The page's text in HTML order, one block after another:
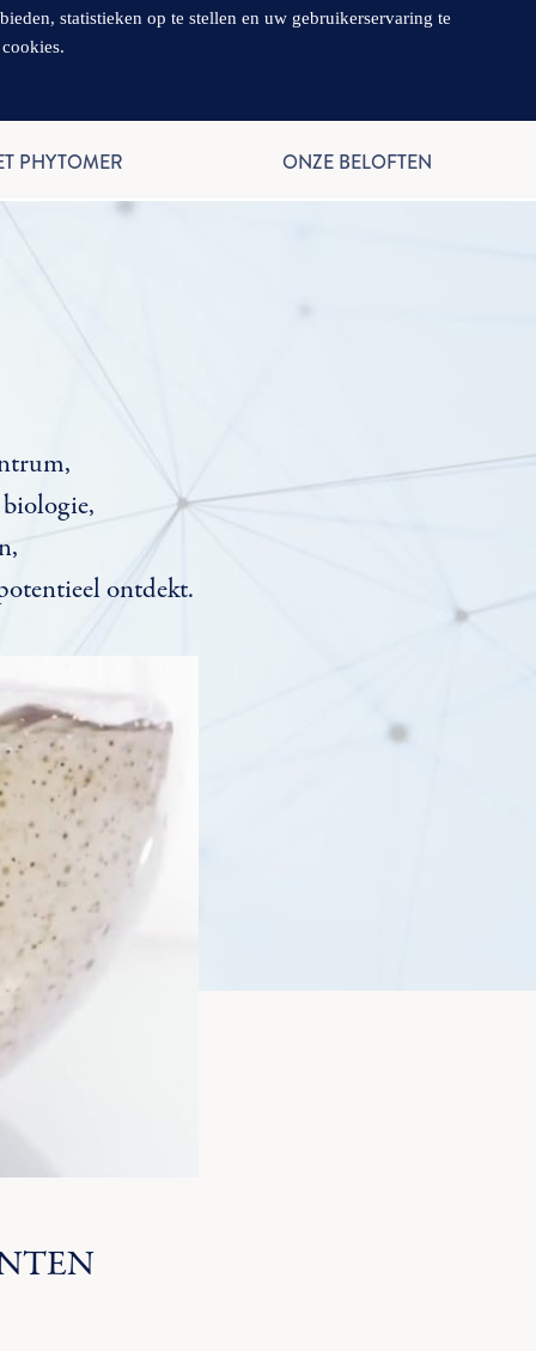
PHYTOMER ONZE BELOFTEN
ontdekt.
statistieken op te stellen en uw gebruikerservaring te